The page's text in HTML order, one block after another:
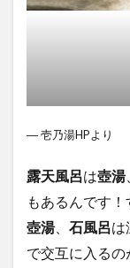
― 壱乃湯HPより
露天風呂は壺湯
もあるんです！
壺湯、 石風呂は
で交互に入るの